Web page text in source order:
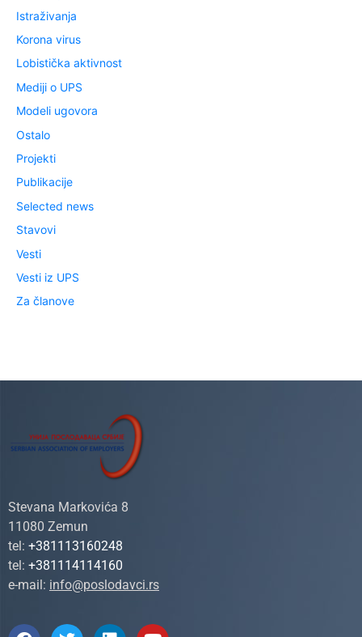
Istraživanja
Korona virus
Lobistička aktivnost
Mediji o UPS
Modeli ugovora
Ostalo
Projekti
Publikacije
Selected news
Stavovi
Vesti
Vesti iz UPS
Za članove
Stevana Markovića 8
11080 Zemun
tel: +381113160248
tel: +381114114160
e-mail: info@poslodavci.rs